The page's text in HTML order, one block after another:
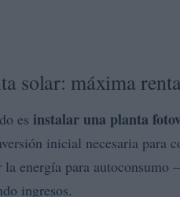
solar: máxima
es instalar una planta
inicial necesaria para
la energía para
ingresos.